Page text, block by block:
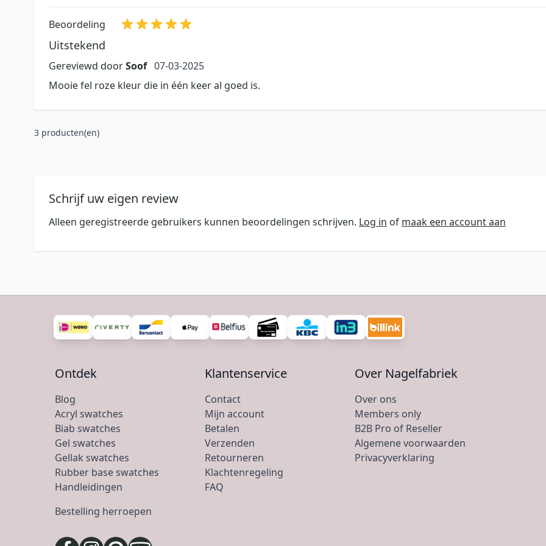
Beoordeling
Uitstekend
Gereviewd doorSoof 7 maart 2025
07-03-2025
Mooie fel roze kleur die in één keer al goed is.
3 producten(en)
Schrijf uw eigen review
Alleen geregistreerde gebruikers kunnen beoordelingen schrijven. Log in of maak een account aan
Ontdek
Blog
Acryl swatches
Biab swatches
Gel swatches
Gellak swatches
Rubber base swatches
Handleidingen
Bestelling herroepen
Klantenservice
Contact
Mijn account
Betalen
Verzenden
Retourneren
Klachtenregeling
FAQ
Over Nagelfabriek
Over ons
Members only
B2B Pro of Reseller
Algemene voorwaarden
Privacyverklaring